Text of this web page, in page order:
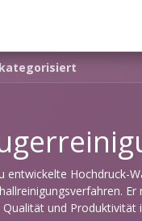
entwickelte Hochdruck-
und Produktivität